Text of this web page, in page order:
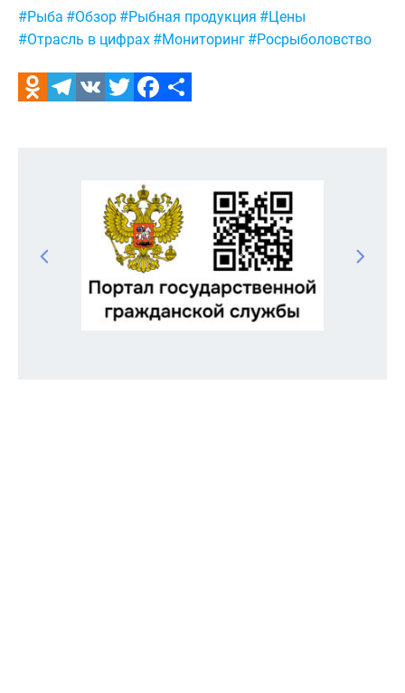
Метки:
#Рыба #Обзор #Рыбная продукция #Цены
#Отрасль в цифрах #Мониторинг #Росрыболовство